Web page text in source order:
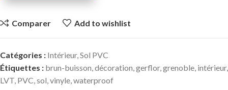
Comparer Add to wishlist
Catégories : Intérieur,Sol PVC
Étiquettes : brun-buisson,décoration,gerflor,grenoble, intérieur,
LVT, PVC,sol,vinyle,waterproof